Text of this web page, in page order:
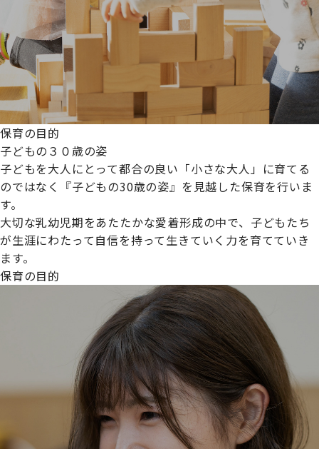
プライムスターほいくえんグループは女性が安心して働き
続けられる環境づくりに取り組んでおり、厚生労働省の
【えるぼし認定(☆☆)】
保育の目的
子どもの３０歳の姿
子どもを大人にとって都合の良い「小さな大人」に育てる
のではなく『子どもの30歳の姿』を見越した保育を行いま
す。
大切な乳幼児期をあたたかな愛着形成の中で、子どもたち
が生涯にわたって自信を持って生きていく力を育てていき
ます。
保育の目的